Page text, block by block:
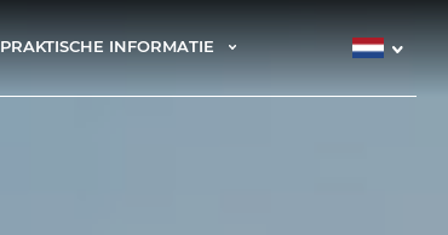
PRAKTISCHE INFORMATIE